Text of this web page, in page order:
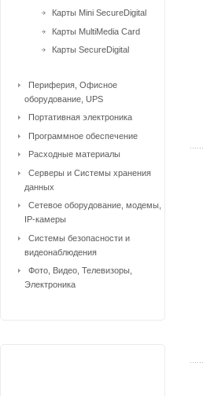
Карты Mini SecureDigital
Карты MultiMedia Card
Карты SecureDigital
Периферия, Офисное
оборудование, UPS
Портативная электроника
Программное обеспечение
Расходные материалы
Серверы и Системы хранения
данных
Сетевое оборудование, модемы,
IP-камеры
Системы безопасности и
видеонаблюдения
Фото, Видео, Телевизоры,
Электроника